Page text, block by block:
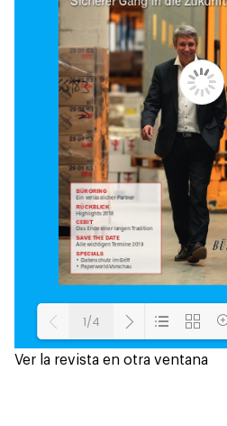
Ver la revista en otra ventana